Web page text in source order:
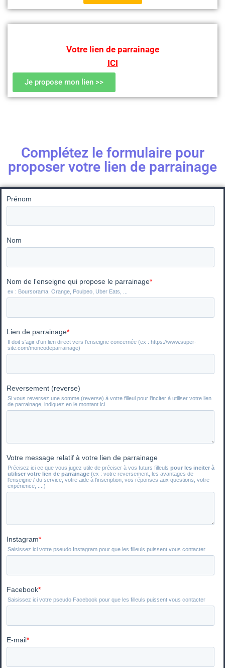
Votre lien de parrainage
ICI
Je propose mon lien >>
Complétez le formulaire pour
proposer votre lien de parrainage